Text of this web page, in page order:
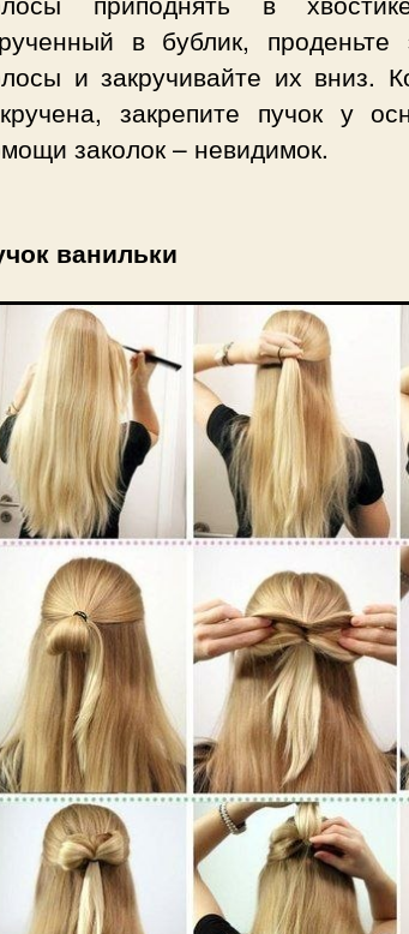
в бублик,
и закручивайте их вниз.
закрепите пучок у
заколок – невидимок.
ванильки